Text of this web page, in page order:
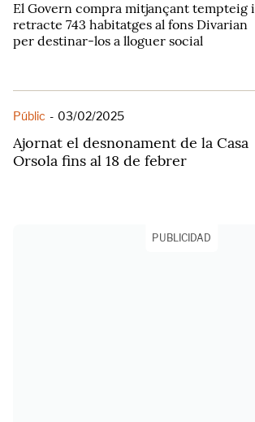
El Govern compra mitjançant tempteig i
retracte 743 habitatges al fons Divarian
per destinar-los a lloguer social
Públic - 03/02/2025
Ajornat el desnonament de la Casa
Orsola fins al 18 de febrer
PUBLICIDAD